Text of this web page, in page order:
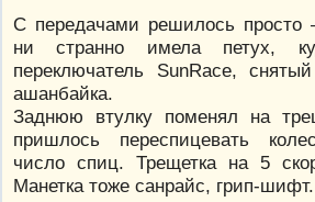
С передачами решилось
ни странно имела петух,
переключатель SunRace,
ашанбайка.
Заднюю втулку поменял на
пришлось переспицевать
число спиц. Трещетка на 5
Манетка тоже санрайс, грип-шифт.